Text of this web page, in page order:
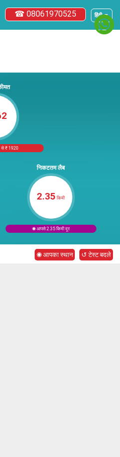
हिंदी ▼
☎ 08061970525
से ₹ 1920
निकटतम लैब
2.35 किमी
◉ आपसे 2.35 किमी दूर
◉ आपका स्थान ↺ टेस्ट बदले